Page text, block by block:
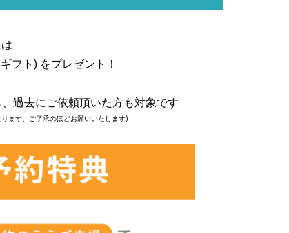
フト) をプレゼント！
過去にご依頼頂いた方も対象です
ます、ご了承のほどお願いいたします)